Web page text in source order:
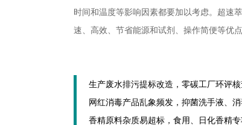
时间和温度等影响因素都要加以考虑。超速
速、高效、节省能源和试剂、操作简便等优点